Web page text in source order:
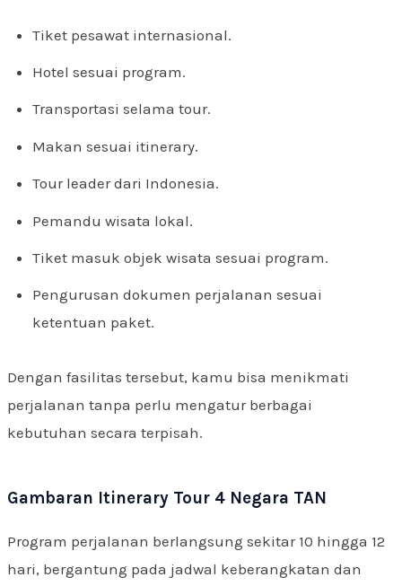
Tiket pesawat internasional.
Hotel sesuai program.
Transportasi selama tour.
Makan sesuai itinerary.
Tour leader dari Indonesia.
Pemandu wisata lokal.
Tiket masuk objek wisata sesuai program.
Pengurusan dokumen perjalanan sesuai
ketentuan paket.
Dengan fasilitas tersebut, kamu bisa menikmati
perjalanan tanpa perlu mengatur berbagai
kebutuhan secara terpisah.
Gambaran Itinerary Tour 4 Negara TAN
Program perjalanan berlangsung sekitar 10 hingga 12
hari, bergantung pada jadwal keberangkatan dan